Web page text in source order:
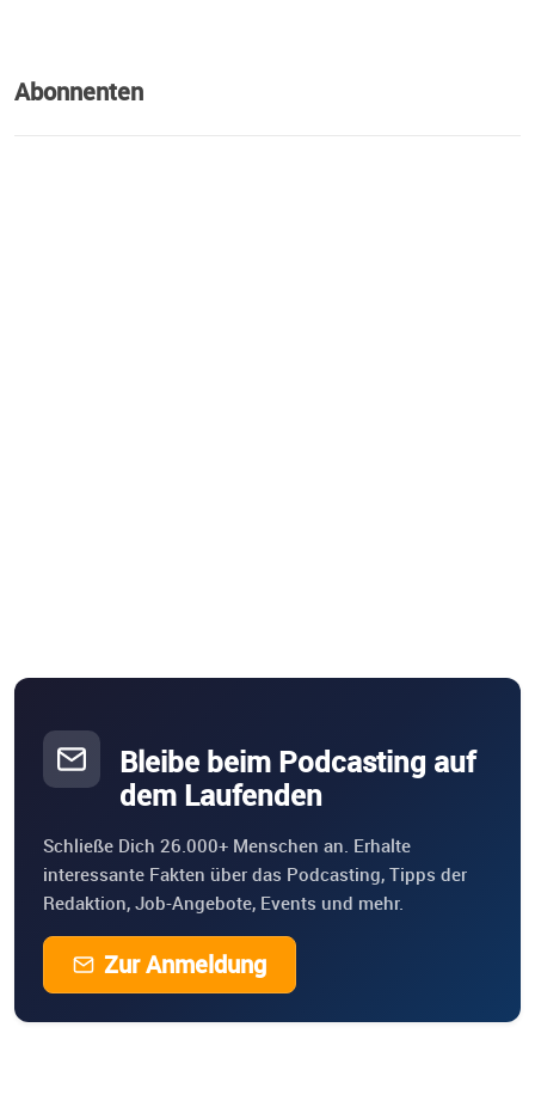
Abonnenten
Bleibe beim Podcasting auf
dem Laufenden
Schließe Dich 26.000+ Menschen an. Erhalte
interessante Fakten über das Podcasting, Tipps der
Redaktion, Job-Angebote, Events und mehr.
Zur Anmeldung